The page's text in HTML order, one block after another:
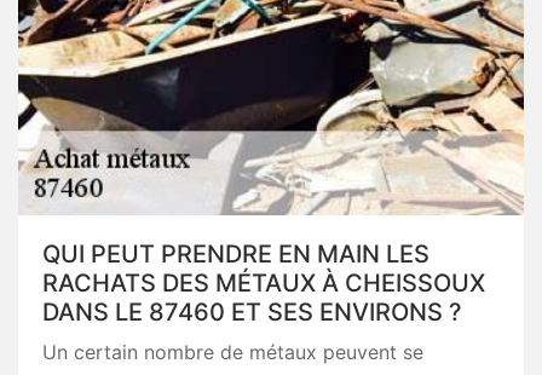
QUI PEUT PRENDRE EN MAIN LES
RACHATS DES MÉTAUX À CHEISSOUX
DANS LE 87460 ET SES ENVIRONS ?
Un certain nombre de métaux peuvent se